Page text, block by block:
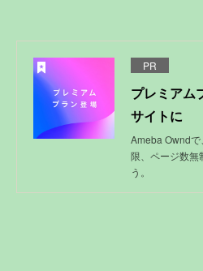
PR
プレミアム
サイトに
Ameba Ownd
限、ページ数無
う。